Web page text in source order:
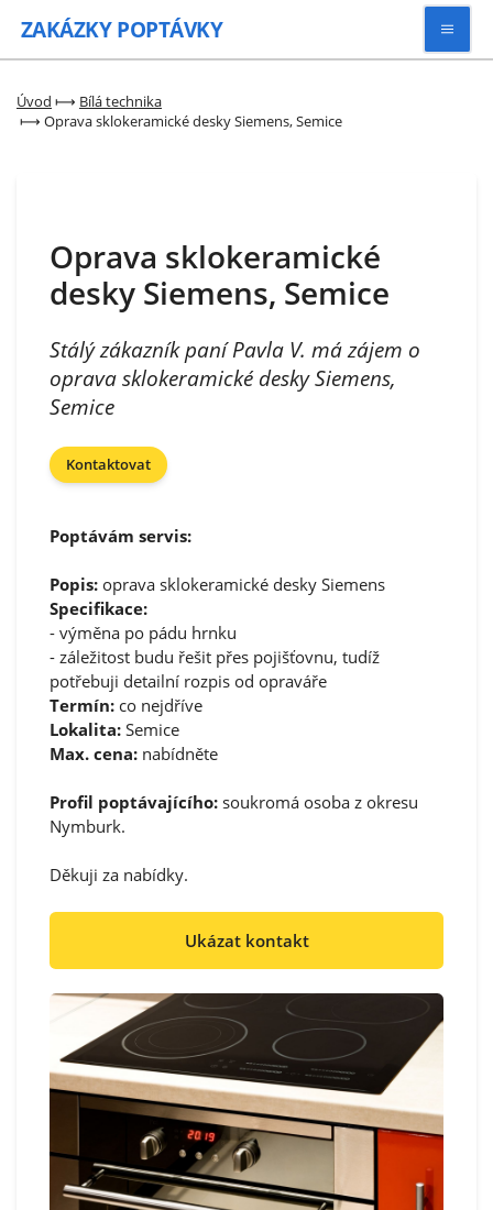
ZAKÁZKY POPTÁVKY
Zaregistrovat se
Úvod ⟼ Bílá technika
⟼ Oprava sklokeramické desky Siemens, Semice
Oprava sklokeramické
desky Siemens, Semice
Stálý zákazník paní Pavla V. má zájem o
oprava sklokeramické desky Siemens,
Semice
Kontaktovat
Poptávám servis:
Popis: oprava sklokeramické desky Siemens
Specifikace:
- výměna po pádu hrnku
- záležitost budu řešit přes pojišťovnu, tudíž
potřebuji detailní rozpis od opraváře
Termín: co nejdříve
Lokalita: Semice
Max. cena: nabídněte
Profil poptávajícího: soukromá osoba z okresu
Nymburk.
Děkuji za nabídky.
Ukázat kontakt